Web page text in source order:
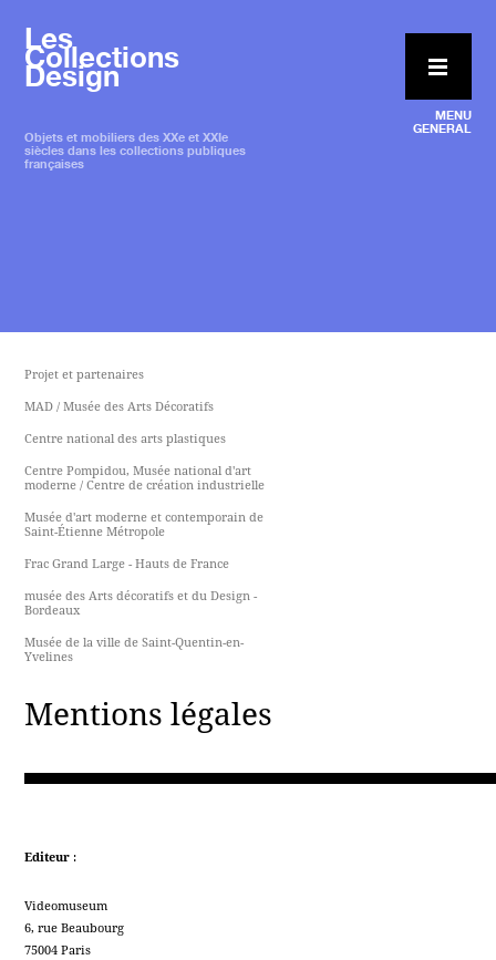
Les
Collections
Design
MENU
GENERAL
Objets et mobiliers des XXe et XXIe
siècles dans les collections publiques
françaises
Projet et partenaires
MAD / Musée des Arts Décoratifs
Centre national des arts plastiques
Centre Pompidou, Musée national d'art
moderne / Centre de création industrielle
Musée d'art moderne et contemporain de
Saint-Étienne Métropole
Frac Grand Large - Hauts de France
musée des Arts décoratifs et du Design -
Bordeaux
Musée de la ville de Saint-Quentin-en-
Yvelines
Mentions légales
Editeur :
Videomuseum
6, rue Beaubourg
75004 Paris